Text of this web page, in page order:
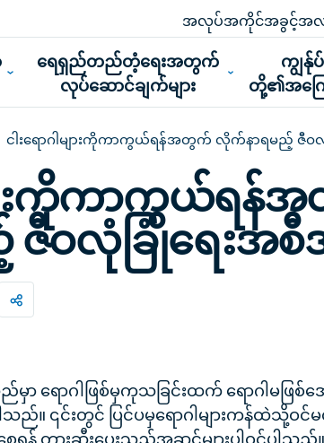
အလုပ်အကိုင်အခွင့်အလမ်
ရေရှည်တည်တံ့ရေးအတွက်
လုပ်ဆောင်ချက်များ
ကျွန်ုပ်
တို့၏အကြ
ငါးရောဂါများကိုကာကွယ်ရန်အတွက် လိုက်နာရမည့် ဇီဝလုံ
ျားကိုကာကွယ်ရ
ဝလုံခြုံရေးအစီအ
မှာ ရောဂါဖြစ်မှကုသခြင်းထက် ရောဂါမဖြ
ည်။ ၎င်းတွင် ပြင်ပမှရောဂါများကန်ထဲသို့ဝင်
ေရန် တားဆီးပေးသည့်အဆင့်များပါဝင်ပါသည်